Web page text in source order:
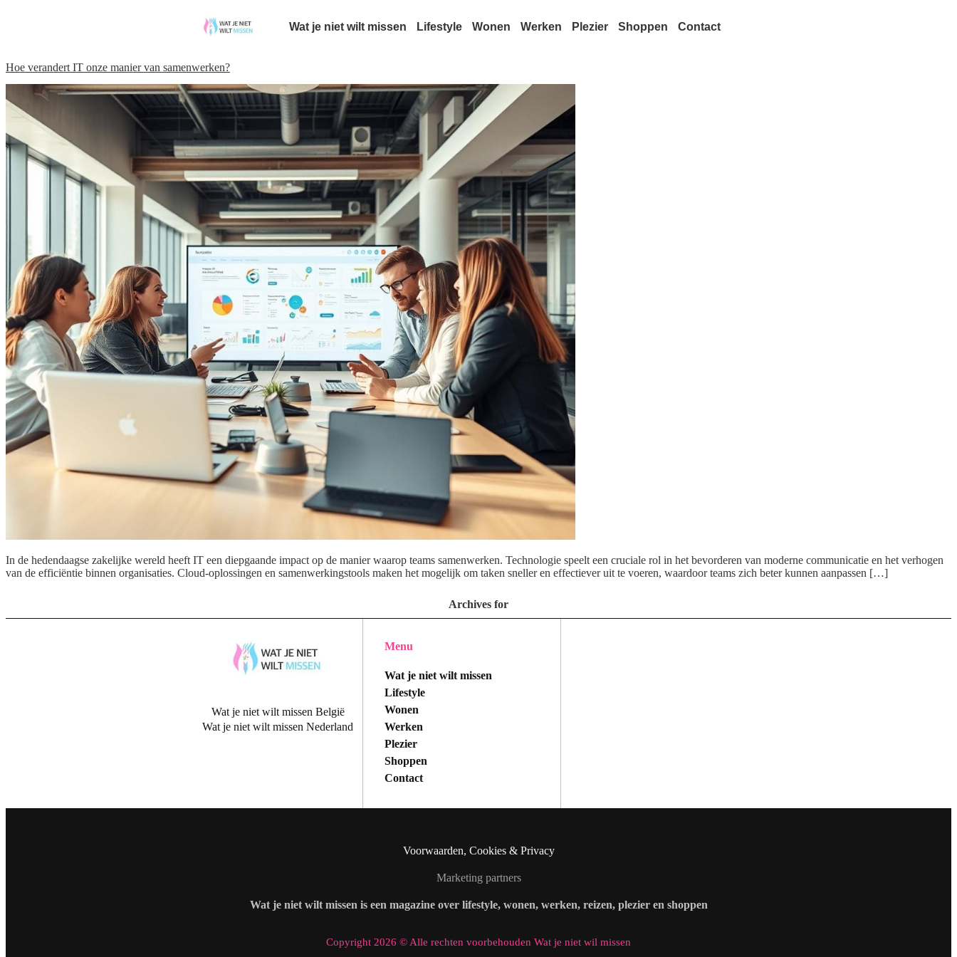
Wat je niet wilt missen Lifestyle Wonen Werken Plezier Shoppen Contact
Hoe verandert IT onze manier van samenwerken?
In de hedendaagse zakelijke wereld heeft IT een diepgaande impact op de manier waarop teams samenwerken. Technologie speelt een cruciale rol in het bevorderen van moderne communicatie en het verhogen
van de efficiëntie binnen organisaties. Cloud-oplossingen en samenwerkingstools maken het mogelijk om taken sneller en effectiever uit te voeren, waardoor teams zich beter kunnen aanpassen […]
Archives for
Wat je niet wilt missen België
Wat je niet wilt missen Nederland
Menu
Wat je niet wilt missen
Lifestyle
Wonen
Werken
Plezier
Shoppen
Contact
Voorwaarden, Cookies & Privacy
Marketing partners
Wat je niet wilt missen is een magazine over lifestyle, wonen, werken, reizen, plezier en shoppen
Copyright 2026 © Alle rechten voorbehouden Wat je niet wil missen